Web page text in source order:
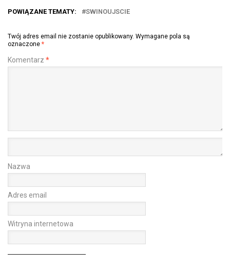
POWIĄZANE TEMATY: SWINOUJSCIE
Twój adres email nie zostanie opublikowany. Wymagane pola są
oznaczone *
Komentarz *
Nazwa
Adres email
Witryna internetowa